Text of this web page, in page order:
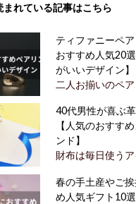
まれている記事はこちら
ティファニーペ
おすすめ人気20
がいいデザイン】
二人お揃いのペ
40代男性が喜ぶ
【人気のおすす
ンド】
財布は毎日使う
春の手土産やご
め人気ギフト10